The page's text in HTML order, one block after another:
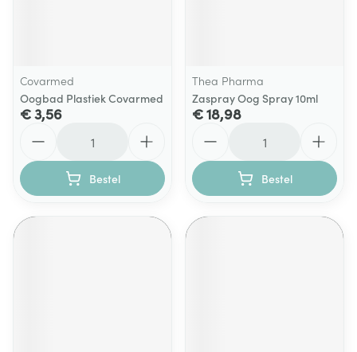
Covarmed
Oogbad Plastiek Covarmed
€ 3,56
Bestel
Thea Pharma
Zaspray Oog Spray 10ml
€ 18,98
Bestel